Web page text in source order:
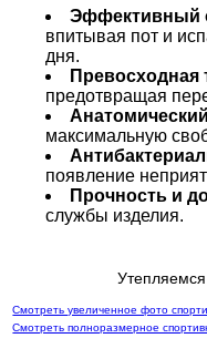
Эффективный
впитывая пот и
дня.
Превосходная
предотвращая
максимальную
появление
Прочность и
службы изделия.
Смотреть увеличенное фото
Смотреть полноразмерное